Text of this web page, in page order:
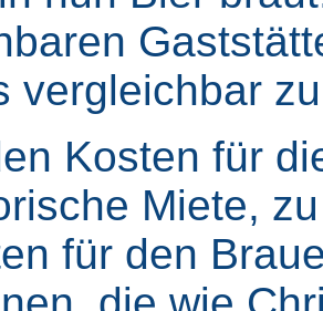
vergleichbar
Kosten für
Miete,
für den